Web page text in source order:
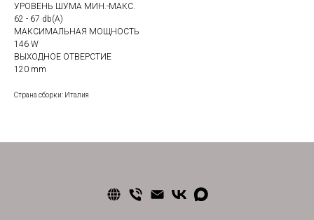
УРОВЕНЬ ШУМА МИН.-МАКС.
62 - 67 db(A)
МАКСИМАЛЬНАЯ МОЩНОСТЬ
146 W
ВЫХОДНОЕ ОТВЕРСТИЕ
120 mm
Страна сборки: Италия